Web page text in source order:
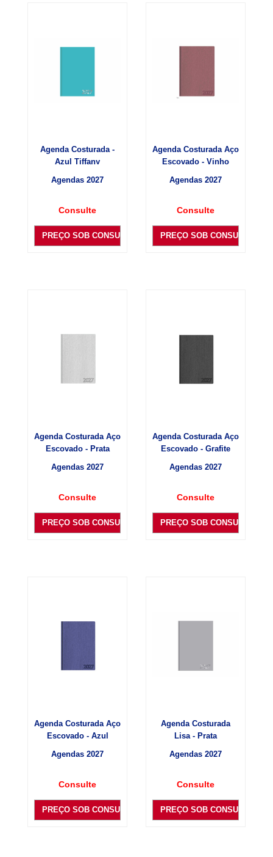
Agenda Costurada -
Azul Tiffany
Agendas 2027
Consulte
PREÇO SOB CONSULTA
Agenda Costurada Aço
Escovado - Vinho
Agendas 2027
Consulte
PREÇO SOB CONSULTA
Agenda Costurada Aço
Escovado - Prata
Agendas 2027
Consulte
PREÇO SOB CONSULTA
Agenda Costurada Aço
Escovado - Grafite
Agendas 2027
Consulte
PREÇO SOB CONSULTA
Agenda Costurada Aço
Escovado - Azul
Agendas 2027
Consulte
PREÇO SOB CONSULTA
Agenda Costurada
Lisa - Prata
Agendas 2027
Consulte
PREÇO SOB CONSULTA